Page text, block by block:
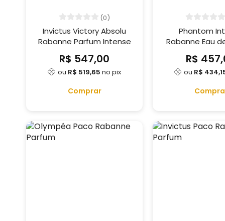
(0)
Invictus Victory Absolu
Rabanne Parfum Intense
R$ 547,00
ou R$ 519,65 no pix
Comprar
Phantom
Rabanne Eau
R$
ou R$